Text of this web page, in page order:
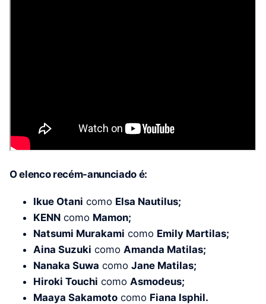
O elenco recém-anunciado é:
Ikue Otani como Elsa Nautilus;
KENN como Mamon;
Natsumi Murakami como Emily Martilas;
Aina Suzuki como Amanda Matilas;
Nanaka Suwa como Jane Matilas;
Hiroki Touchi como Asmodeus;
Maaya Sakamoto como Fiana Isphil.